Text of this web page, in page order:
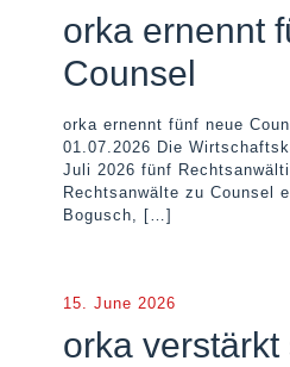
orka ernennt
Counsel
orka ernennt fünf neue
01.07.2026 Die
Juli 2026 fünf
Rechtsanwälte zu Counsel
Bogusch, […]
15. June 2026
orka verstärkt